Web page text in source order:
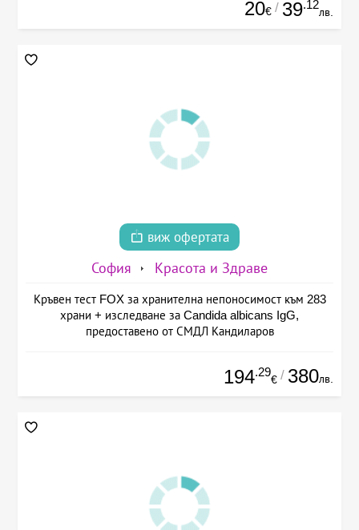
20€ / 39.12
лв.
виж офертата
София Красота и Здраве
Кръвен тест FOX за хранителна непоносимост към 283
храни + изследване за Candida albicans IgG,
предоставено от СМДЛ Кандиларов
194.29
€ / 380лв.